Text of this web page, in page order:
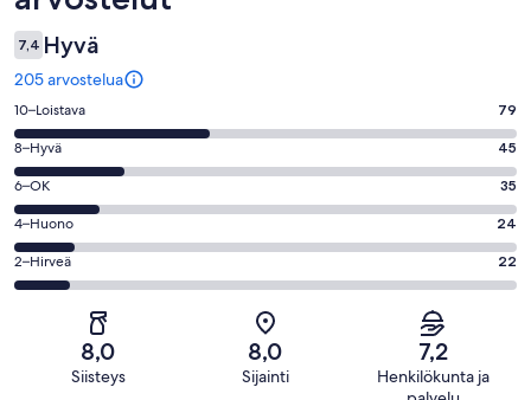
7,4 Hyvä
205 arvostelua
Arvosana
10
-
Loistava.
79
kautta
205
arvostelua
10–Loistava 79
Arvosana
8
-
Hyvä.
45
kautta
arvostelua
8–Hyvä 45
Arvosana
6
-
OK.
35
arvostelua
6–OK 35
Arvosana
4
-
4–Huono 24
Arvosana
2
2–Hirveä 22
8,0
Siisteys
8,0
Sijainti
7,2
Henkilökunta ja